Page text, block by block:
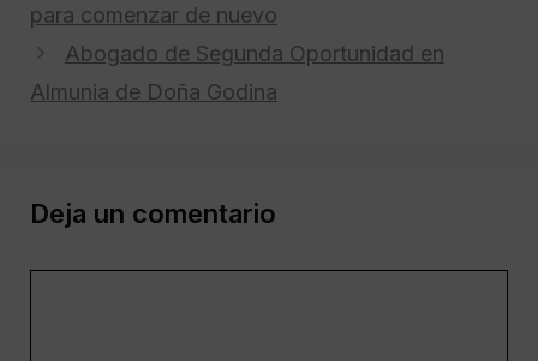
para comenzar de nuevo
Abogado de Segunda Oportunidad en
Almunia de Doña Godina
Deja un comentario